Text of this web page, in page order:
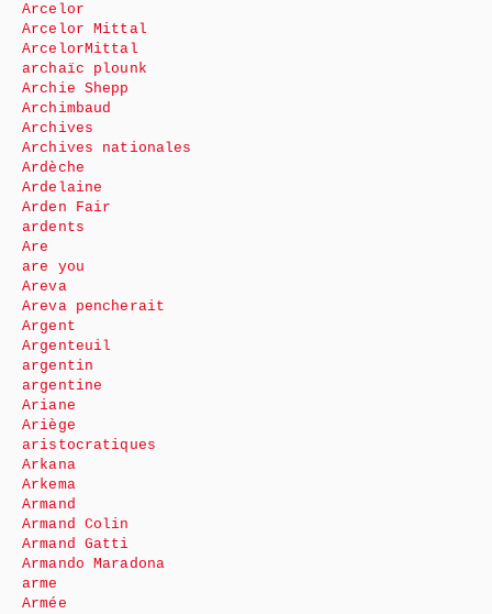
Arcelor
Arcelor Mittal
ArcelorMittal
archaïc plounk
Archie Shepp
Archimbaud
Archives
Archives nationales
Ardèche
Ardelaine
Arden Fair
ardents
Are
are you
Areva
Areva pencherait
Argent
Argenteuil
argentin
argentine
Ariane
Ariège
aristocratiques
Arkana
Arkema
Armand
Armand Colin
Armand Gatti
Armando Maradona
arme
Armée